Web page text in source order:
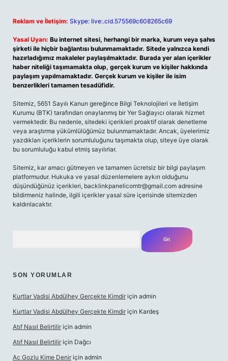
Reklam ve İletişim: Skype: live:.cid.575569c608265c69
Yasal Uyarı: Bu internet sitesi, herhangi bir marka, kurum veya şahıs
şirketi ile hiçbir bağlantısı bulunmamaktadır. Sitede yalnızca kendi
hazırladığımız makaleler paylaşılmaktadır. Burada yer alan içerikler
haber niteliği taşımamakta olup, gerçek kurum ve kişiler hakkında
paylaşım yapılmamaktadır. Gerçek kurum ve kişiler ile isim
benzerlikleri tamamen tesadüfidir.
Sitemiz, 5651 Sayılı Kanun gereğince Bilgi Teknolojileri ve İletişim
Kurumu (BTK) tarafından onaylanmış bir Yer Sağlayıcı olarak hizmet
vermektedir. Bu nedenle, sitedeki içerikleri proaktif olarak denetleme
veya araştırma yükümlülüğümüz bulunmamaktadır. Ancak, üyelerimiz
yazdıkları içeriklerin sorumluluğunu taşımakta olup, siteye üye olarak
bu sorumluluğu kabul etmiş sayılırlar.
Sitemiz, kar amacı gütmeyen ve tamamen ücretsiz bir bilgi paylaşım
platformudur. Hukuka ve yasal düzenlemelere aykırı olduğunu
düşündüğünüz içerikleri, backlinkpanelicomtr@gmail.com adresine
bildirmeniz halinde, ilgili içerikler yasal süre içerisinde sitemizden
kaldırılacaktır.
SON YORUMLAR
Kurtlar Vadisi Abdülhey Gerçekte Kimdir için admin
Kurtlar Vadisi Abdülhey Gerçekte Kimdir için Kardeş
Atıf Nasıl Belirtilir için admin
Atıf Nasıl Belirtilir için Dağcı
Ac Gozlu Kime Denir için admin